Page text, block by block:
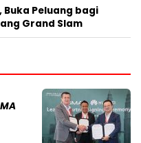
Buka Peluang bagi
Grand Slam